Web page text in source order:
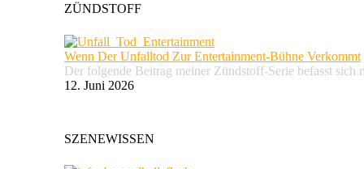
ZÜNDSTOFF
Wenn Der Unfalltod Zur Entertainment-Bühne Verkommt
Der folgende Beitrag meiner Zündstoff-Serie befasst
12. Juni 2026
SZENEWISSEN